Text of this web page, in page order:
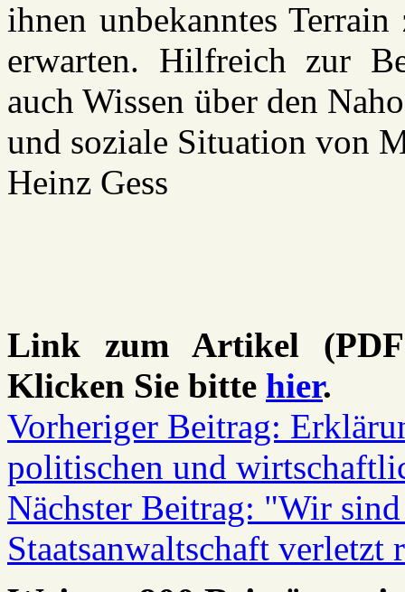
ihnen unbekanntes
erwarten. Hilfreich zur
auch Wissen über den
und soziale Situation von
Heinz Gess
Link zum Artikel
Klicken Sie bitte hier.
Vorheriger Beitrag:
politischen und
Nächster Beitrag: "Wir
Staatsanwaltschaft